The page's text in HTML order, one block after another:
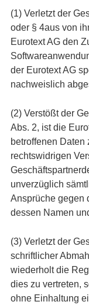
(1) Verletzt der
oder § 4aus von
Eurotext AG den
der Eurotext AG
nachweislich
(2) Verstößt der
Abs. 2, ist die
betroffenen
rechtswidrigen
unverzüglich
Ansprüche gegen
dessen Namen
(3) Verletzt der
schriftlicher
wiederholt die
dies zu vertreten,
ohne Einhaltung